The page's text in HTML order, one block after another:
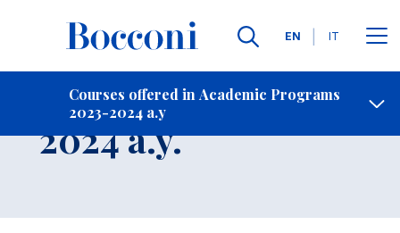
Languages
EN IT
Courses offered in Academic Programs
2023-2024 a.y
Contact Us
Course 2023-
2024 a.y.